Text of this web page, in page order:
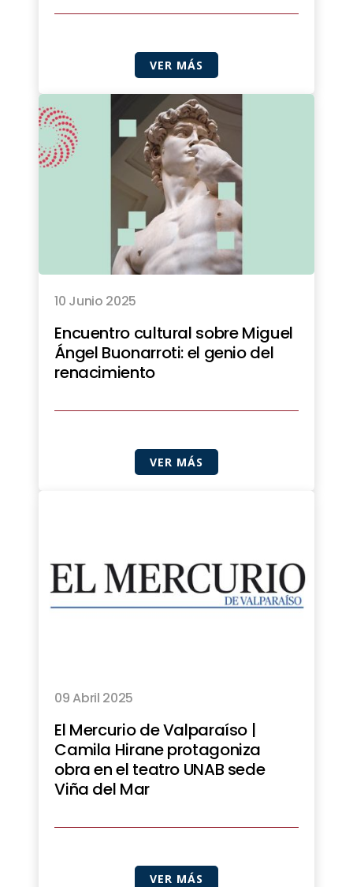
VER MÁS
10 Junio 2025
Encuentro cultural sobre Miguel
Ángel Buonarroti: el genio del
renacimiento
VER MÁS
09 Abril 2025
El Mercurio de Valparaíso |
Camila Hirane protagoniza
obra en el teatro UNAB sede
Viña del Mar
VER MÁS